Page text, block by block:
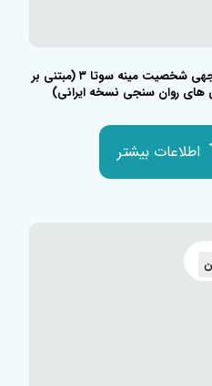
تفسیر سیاهه چند وجهی شخصیت مینه سوتا ۳ (مبتنی بر
های روان سنجی نسخه ایرانی)
اطلاعات بیشتر